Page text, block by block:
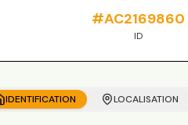
#AC2169860
ID
IDENTIFICATION LOCALISATION